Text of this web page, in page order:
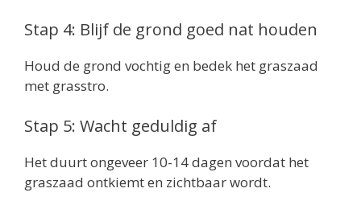
Stap 4: Blijf de grond goed nat houden
Houd de grond vochtig en bedek het graszaad
met grasstro.
Stap 5: Wacht geduldig af
Het duurt ongeveer 10-14 dagen voordat het
graszaad ontkiemt en zichtbaar wordt.